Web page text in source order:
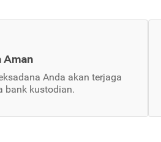
Aman
Anda akan terjaga
bank kustodian.